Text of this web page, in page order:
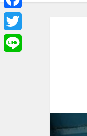
Facebook
Twitter